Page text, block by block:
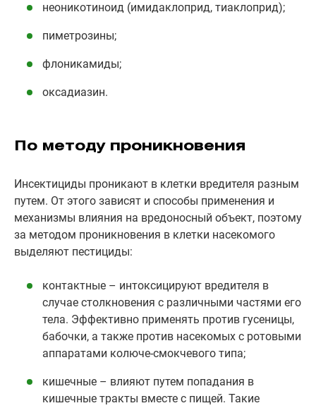
неоникотиноид (имидаклоприд, тиаклоприд);
пиметрозины;
флоникамиды;
оксадиазин.
По методу проникновения
Инсектициды проникают в клетки вредителя разным
путем. От этого зависят и способы применения и
механизмы влияния на вредоносный объект, поэтому
за методом проникновения в клетки насекомого
выделяют пестициды:
контактные – интоксицируют вредителя в
случае столкновения с различными частями его
тела. Эффективно применять против гусеницы,
бабочки, а также против насекомых с ротовыми
аппаратами колюче-смокчевого типа;
кишечные – влияют путем попадания в
кишечные тракты вместе с пищей. Такие